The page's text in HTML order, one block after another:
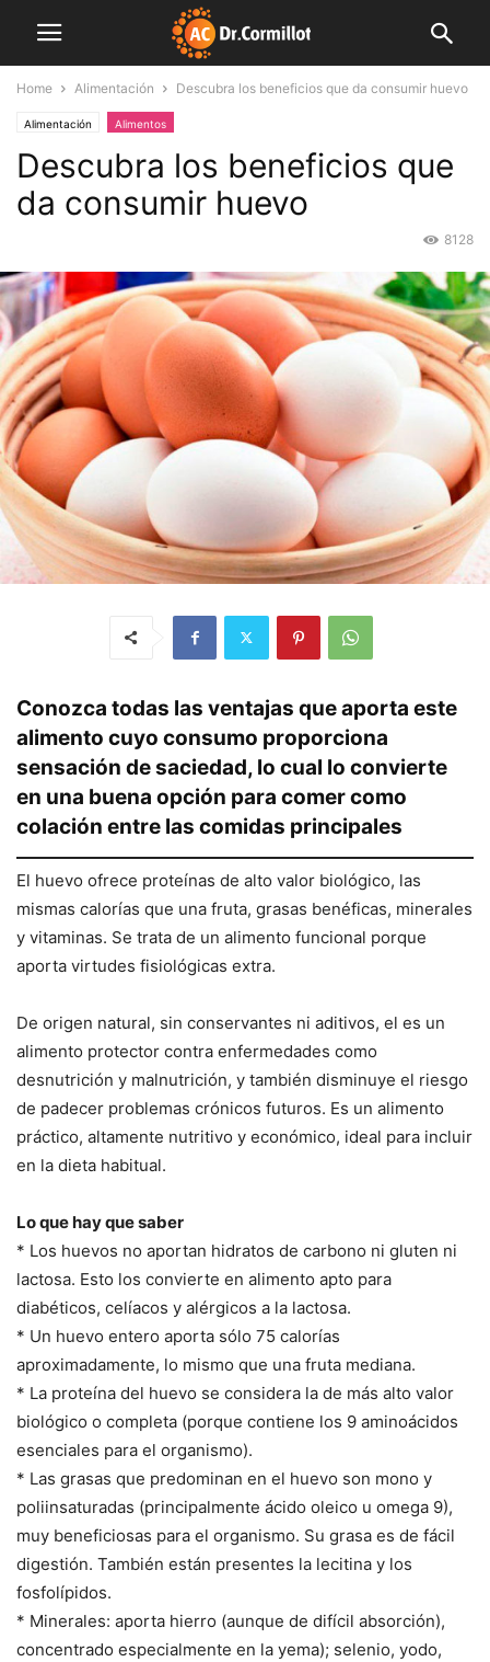
Home Alimentación Descubra los beneficios que da consumir huevo
Alimentación Alimentos
Descubra los beneficios que
da consumir huevo
8128
Conozca todas las ventajas que aporta este
alimento cuyo consumo proporciona
sensación de saciedad, lo cual lo convierte
en una buena opción para comer como
colación entre las comidas principales
El huevo ofrece proteínas de alto valor biológico, las
mismas calorías que una fruta, grasas benéficas, minerales
y vitaminas. Se trata de un alimento funcional porque
aporta virtudes fisiológicas extra.
De origen natural, sin conservantes ni aditivos, el es un
alimento protector contra enfermedades como
desnutrición y malnutrición, y también disminuye el riesgo
de padecer problemas crónicos futuros. Es un alimento
práctico, altamente nutritivo y económico, ideal para incluir
en la dieta habitual.
Lo que hay que saber
* Los huevos no aportan hidratos de carbono ni gluten ni
lactosa. Esto los convierte en alimento apto para
diabéticos, celíacos y alérgicos a la lactosa.
* Un huevo entero aporta sólo 75 calorías
aproximadamente, lo mismo que una fruta mediana.
* La proteína del huevo se considera la de más alto valor
biológico o completa (porque contiene los 9 aminoácidos
esenciales para el organismo).
* Las grasas que predominan en el huevo son mono y
poliinsaturadas (principalmente ácido oleico u omega 9),
muy beneficiosas para el organismo. Su grasa es de fácil
digestión. También están presentes la lecitina y los
fosfolípidos.
* Minerales: aporta hierro (aunque de difícil absorción),
concentrado especialmente en la yema); selenio, yodo,